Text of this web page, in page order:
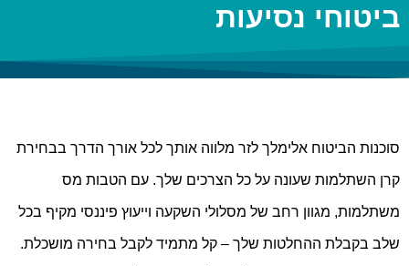
ביטוחי נסיעות
סוכנות הביטוח אלימלך לזר מלווה אותך לכל אורך הדרך בבחירת
קרן השתלמות שעונה על כל הצרכים שלך. עם הטבות מס
משתלמות, מגוון רחב של מסלולי השקעה וייעוץ פיננסי מקיף בכל
שלב בקבלת ההחלטות שלך – קל מתמיד לקבל בחירה מושכלת.